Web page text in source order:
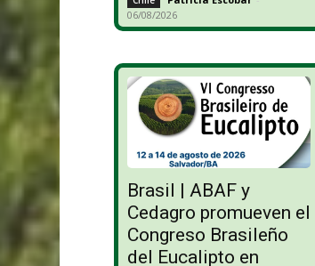
06/08/2026
Brasil | ABAF y
Cedagro promueven el
Congreso Brasileño
del Eucalipto en